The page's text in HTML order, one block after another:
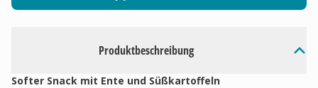
Produktbeschreibung
Softer Snack mit Ente und Süßkartoffeln